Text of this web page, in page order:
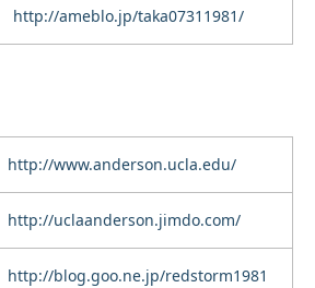
http://ameblo.jp/taka07311981/
http://www.anderson.ucla.edu/
http://uclaanderson.jimdo.com/
http://blog.goo.ne.jp/redstorm1981